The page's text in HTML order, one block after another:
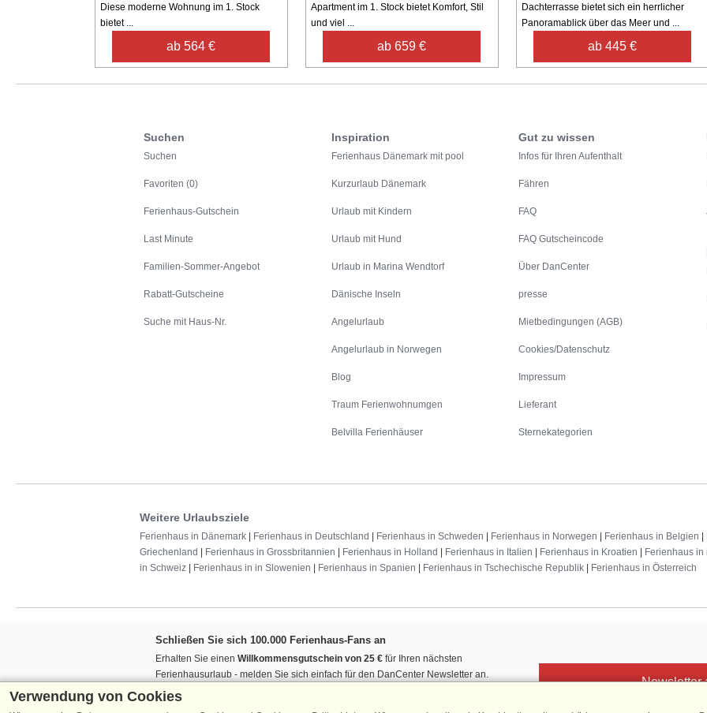
Diese moderne Wohnung im 1. Stock
bietet ...
ab 564 €
Apartment im 1. Stock bietet Komfort, Stil
und viel ...
ab 659 €
Dachterrasse bietet sich ein herrlicher
Panoramablick über das Meer und ...
ab 445 €
Suchen
Suchen
Favoriten (0)
Ferienhaus-Gutschein
Last Minute
Familien-Sommer-Angebot
Rabatt-Gutscheine
Suche mit Haus-Nr.
Inspiration
Ferienhaus Dänemark mit pool
Kurzurlaub Dänemark
Urlaub mit Kindern
Urlaub mit Hund
Urlaub in Marina Wendtorf
Dänische Inseln
Angelurlaub
Angelurlaub in Norwegen
Blog
Traum Ferienwohnumgen
Belvilla Ferienhäuser
Gut zu wissen
Infos für Ihren Aufenthalt
Fähren
FAQ
FAQ Gutscheincode
Über DanCenter
presse
Mietbedingungen (AGB)
Cookies/Datenschutz
Impressum
Lieferant
Sternekategorien
Weitere Urlaubsziele
Ferienhaus in Dänemark | Ferienhaus in Deutschland | Ferienhaus in Schweden | Ferienhaus in Norwegen | Ferienhaus in Belgien |
Griechenland | Ferienhaus in Grossbritannien | Ferienhaus in Holland | Ferienhaus in Italien | Ferienhaus in Kroatien | Ferienhaus in
in Schweiz | Ferienhaus in in Slowenien | Ferienhaus in Spanien | Ferienhaus in Tschechische Republik | Ferienhaus in Österreich
Schließen Sie sich 100.000 Ferienhaus-Fans an
Erhalten Sie einen Willkommensgutschein von 25 € für Ihren nächsten
Ferienhausurlaub - melden Sie sich einfach für den DanCenter Newsletter an.
Verpassen Sie nie wieder exklusive Angebote, Gewinnspiele und Urlaubstipps!
Newsletter
Verwendung von Cookies